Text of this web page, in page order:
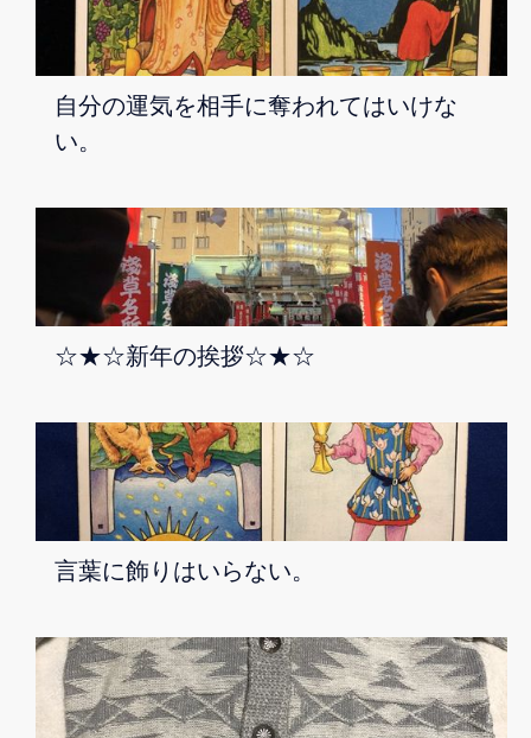
自分の運気を相手に奪われてはいけな
い。
☆★☆新年の挨拶☆★☆
言葉に飾りはいらない。